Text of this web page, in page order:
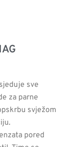
sve
za parne
svježom
pored